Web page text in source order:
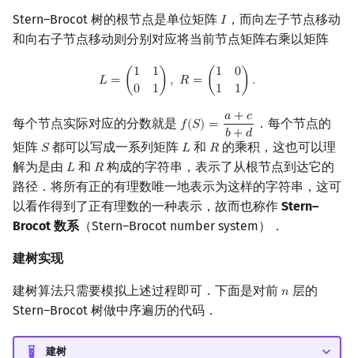
Stern–Brocot 树的根节点是单位矩阵 𝐼
I，而向左子节点移动
和向右子节点移动则分别对应将当前节点矩阵右乘以矩阵
𝐿 = ( 1
1
0
1 ) , 𝑅 = ( 1
0
1
1 ) .
L= 101 R= 11)
每个节点实际对应的分数就是 𝑓(𝑆) = 𝑎+𝑐
𝑏+𝑑
f(S)= a+ cb+d
．每个节点的
矩阵 𝑆
S都可以写成一系列矩阵 𝐿
L 和𝑅
R 的乘积，这也可以理
解为是由 𝐿
L和 𝑅
R 构成的字符串，表示了从根节点到达它的
路径．将所有正的有理数唯一地表示为这样的字符串，这可
以看作得到了正有理数的一种表示，故而也称作 Stern–
Brocot 数系（Stern–Brocot number system）．
建树实现
建树算法只需要模拟上述过程即可．下面是对前 𝑛
n 层的
Stern–Brocot 树做中序遍历的代码．
建树